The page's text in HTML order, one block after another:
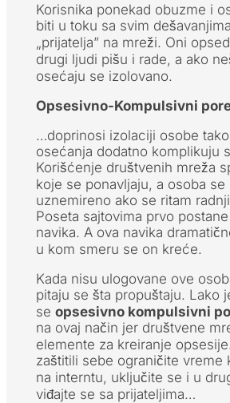
Korisnika ponekad obuzme i
biti u toku sa svim
„prijatelja” na mreži. Oni
drugi ljudi pišu i rade, a ako
osećaju se izolovano.
Opsesivno-Kompulsivni
…doprinosi izolaciji osobe
osećanja dodatno komplikuju
Korišćenje društvenih mreža
koje se ponavljaju, a osoba se
uznemireno ako se ritam
Poseta sajtovima prvo
navika. A ova navika
u kom smeru se on kreće.
Kada nisu ulogovane ove
pitaju se šta propuštaju. Lako
se opsesivno kompulsivni
na ovaj način jer društvene
elemente za kreiranje
zaštitili sebe ograničite vreme
na interntu, uključite se i u
viđajte se sa prijateljima…